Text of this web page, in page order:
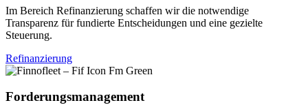
Im Bereich Refinanzierung schaffen wir die notwendige
Transparenz für fundierte Entscheidungen und eine gezielte
Steuerung.
Refinanzierung
Forderungs­management